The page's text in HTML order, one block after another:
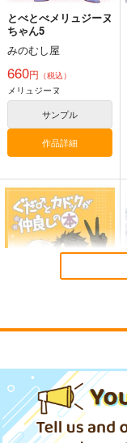
カート
スペイン軍とフィンラ
ンド軍の装甲列車
オペレーション・ボッ
カート
とべとべメリュジーヌ
ちゃん5
みのむし屋
660円 （税込）
メリュジーヌ
サンプル
作品詳細
良しの本
ぽむ屋
770円（税込）
カドック・ゼムルプス